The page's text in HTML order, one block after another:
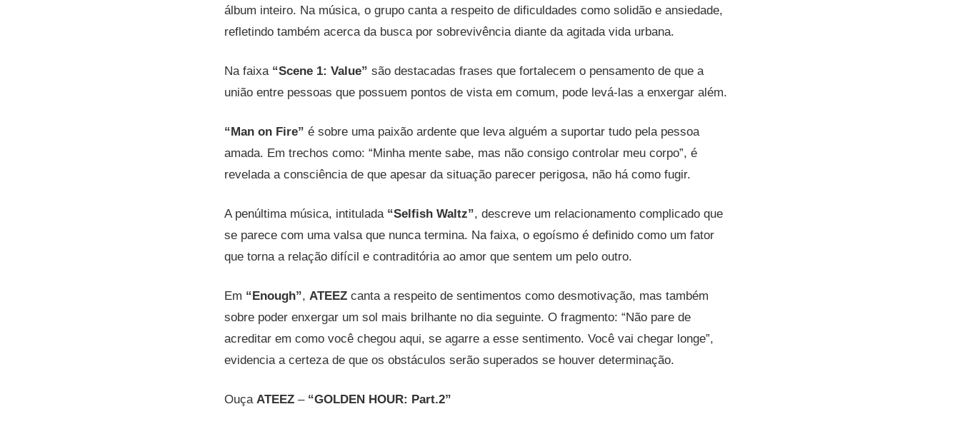
álbum inteiro. Na música, o grupo canta a respeito de dificuldades como solidão e ansiedade,
refletindo também acerca da busca por sobrevivência diante da agitada vida urbana.
Na faixa “Scene 1: Value” são destacadas frases que fortalecem o pensamento de que a
união entre pessoas que possuem pontos de vista em comum, pode levá-las a enxergar além.
“Man on Fire” é sobre uma paixão ardente que leva alguém a suportar tudo pela pessoa
amada. Em trechos como: “Minha mente sabe, mas não consigo controlar meu corpo”, é
revelada a consciência de que apesar da situação parecer perigosa, não há como fugir.
A penúltima música, intitulada “Selfish Waltz”, descreve um relacionamento complicado que
se parece com uma valsa que nunca termina. Na faixa, o egoísmo é definido como um fator
que torna a relação difícil e contraditória ao amor que sentem um pelo outro.
Em “Enough”,ATEEZ canta a respeito de sentimentos como desmotivação, mas também
sobre poder enxergar um sol mais brilhante no dia seguinte. O fragmento: “Não pare de
acreditar em como você chegou aqui, se agarre a esse sentimento. Você vai chegar longe”,
evidencia a certeza de que os obstáculos serão superados se houver determinação.
OuçaATEEZ – “GOLDEN HOUR: Part.2”